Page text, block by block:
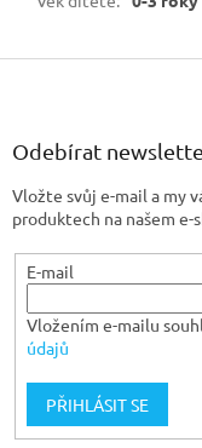
Z
Odebírat
Vložte svůj e-mail a my
produktech na našem e-
E-mail
Vložením e-mailu
údajů
PŘIHLÁSIT SE